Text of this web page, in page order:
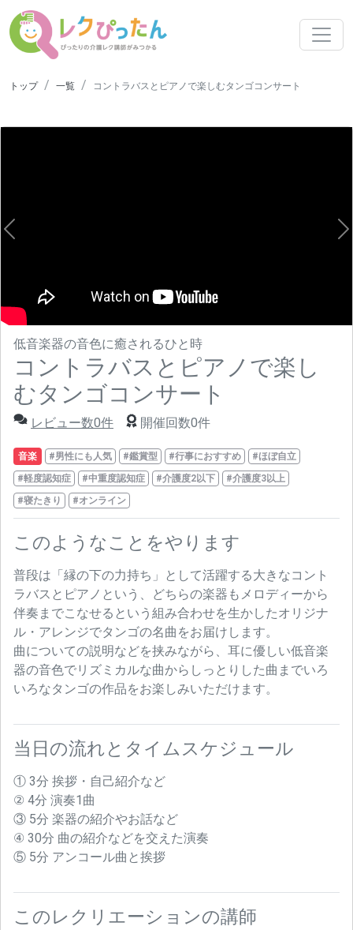
トップ 一覧 コントラバスとピアノで楽しむタンゴコンサート
Previous
コントラバスとピアノで楽し
むタンゴコンサート
低音楽器の音色に癒されるひと時
レビュー数0件 開催回数0件
音楽 #男性にも人気 #鑑賞型 #行事におすすめ
#ほぼ自立
#軽度認知症
#中重度認知症 #介護度2以下
#介護度3以上
#寝たきり
#オンライン
このようなことをやります
普段は「縁の下の力持ち」として活躍する大きなコント
ラバスとピアノという、どちらの楽器もメロディーから
伴奏までこなせるという組み合わせを生かしたオリジナ
ル・アレンジでタンゴの名曲をお届けします。
曲についての説明などを挟みながら、耳に優しい低音楽
器の音色でリズミカルな曲からしっとりした曲までいろ
いろなタンゴの作品をお楽しみいただけます。
当日の流れとタイムスケジュール
① 3分 挨拶・自己紹介など
② 4分 演奏1曲
③ 5分 楽器の紹介やお話など
④ 30分 曲の紹介などを交えた演奏
⑤ 5分 アンコール曲と挨拶
このレクリエーションの講師